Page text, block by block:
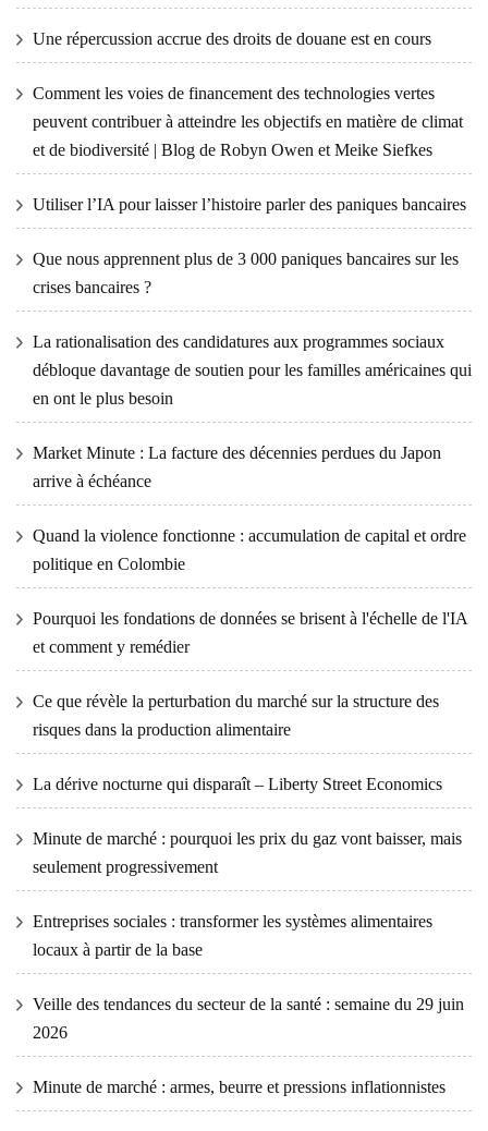
Une répercussion accrue des droits de douane est en cours
Comment les voies de financement des technologies vertes
peuvent contribuer à atteindre les objectifs en matière de climat
et de biodiversité | Blog de Robyn Owen et Meike Siefkes
Utiliser l’IA pour laisser l’histoire parler des paniques bancaires
Que nous apprennent plus de 3 000 paniques bancaires sur les
crises bancaires ?
La rationalisation des candidatures aux programmes sociaux
débloque davantage de soutien pour les familles américaines qui
en ont le plus besoin
Market Minute : La facture des décennies perdues du Japon
arrive à échéance
Quand la violence fonctionne : accumulation de capital et ordre
politique en Colombie
Pourquoi les fondations de données se brisent à l'échelle de l'IA
et comment y remédier
Ce que révèle la perturbation du marché sur la structure des
risques dans la production alimentaire
La dérive nocturne qui disparaît – Liberty Street Economics
Minute de marché : pourquoi les prix du gaz vont baisser, mais
seulement progressivement
Entreprises sociales : transformer les systèmes alimentaires
locaux à partir de la base
Veille des tendances du secteur de la santé : semaine du 29 juin
2026
Minute de marché : armes, beurre et pressions inflationnistes